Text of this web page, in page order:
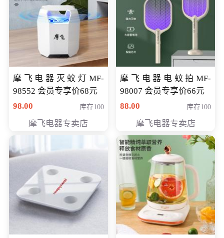
摩飞电器灭蚊灯MF-
98552 会员专享价68元
98.00
库存100
摩飞电器专卖店
摩飞电器电蚊拍MF-
98007 会员专享价66元
88.00
库存100
摩飞电器专卖店